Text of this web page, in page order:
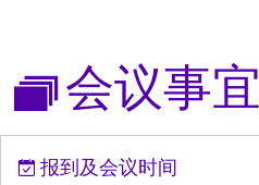
会议事宜
报到及会议时间